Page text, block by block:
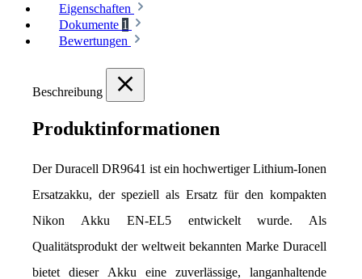
Eigenschaften
Dokumente 1
Bewertungen
Beschreibung
Produktinformationen
Der Duracell DR9641 ist ein hochwertiger Lithium-Ionen
Ersatzakku, der speziell als Ersatz für den kompakten
Nikon Akku EN-EL5 entwickelt wurde. Als
Qualitätsprodukt der weltweit bekannten Marke Duracell
bietet dieser Akku eine zuverlässige, langanhaltende